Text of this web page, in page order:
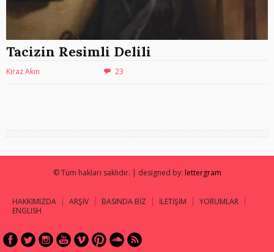
Tacizin Resimli Delili
Kiraz Akın 23
© Tüm hakları saklıdır. | designed by: lettergram
HAKKIMIZDA ARŞİV BASINDA BİZ İLETİŞİM
YORUMLAR
ENGLISH